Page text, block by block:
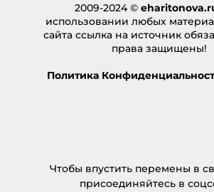
2009-2024 ©
использовании любых
сайта ссылка на источник
права защищены!
Политика
Чтобы впустить перемены в
присоединяйтесь в